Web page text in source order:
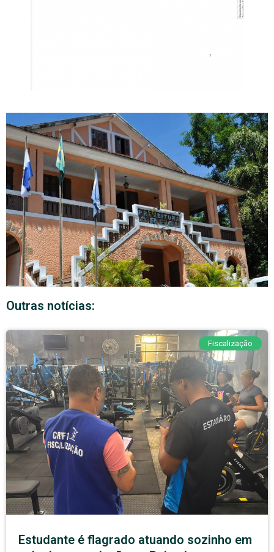
Outras notícias:
Fiscalização
Estudante é flagrado atuando sozinho em